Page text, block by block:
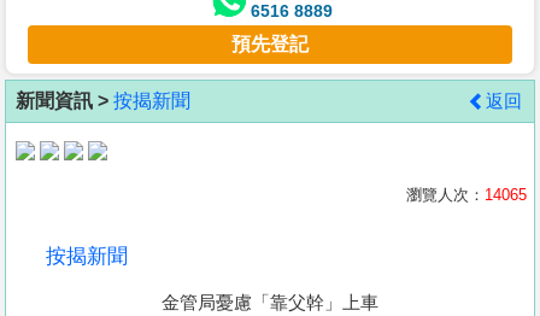
客
地
產
6516 8889
預先登記
新聞資訊 > 按揭新聞 返回
瀏覽人次： 14065
按揭新聞
金管局憂慮「靠父幹」上車